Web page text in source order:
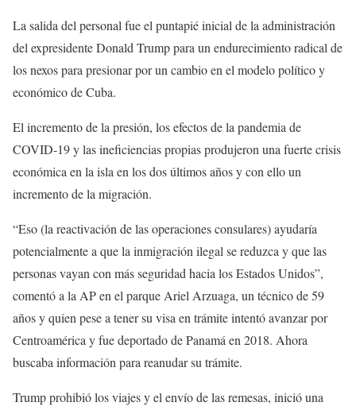
La salida del personal fue el puntapié inicial de la administración
del expresidente Donald Trump para un endurecimiento radical de
los nexos para presionar por un cambio en el modelo político y
económico de Cuba.
El incremento de la presión, los efectos de la pandemia de
COVID-19 y las ineficiencias propias produjeron una fuerte crisis
económica en la isla en los dos últimos años y con ello un
incremento de la migración.
“Eso (la reactivación de las operaciones consulares) ayudaría
potencialmente a que la inmigración ilegal se reduzca y que las
personas vayan con más seguridad hacia los Estados Unidos”,
comentó a la AP en el parque Ariel Arzuaga, un técnico de 59
años y quien pese a tener su visa en trámite intentó avanzar por
Centroamérica y fue deportado de Panamá en 2018. Ahora
buscaba información para reanudar su trámite.
Trump prohibió los viajes y el envío de las remesas, inició una